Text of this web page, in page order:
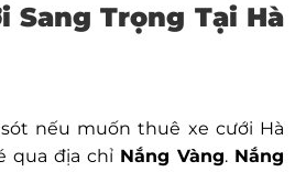
Sang Trọng Tại Hà
nếu muốn thuê xe cưới Hà
qua địa chỉ Nắng Vàng. Nắng